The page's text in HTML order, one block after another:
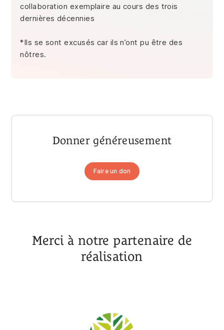
collaboration exemplaire au cours des trois
dernières décennies
*Ils se sont excusés car ils n’ont pu être des
nôtres.
Donner généreusement
Faire un don
Merci à notre partenaire de
réalisation